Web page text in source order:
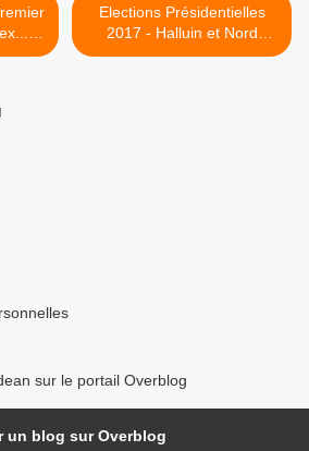
Elections Présidentielles
2017 - Halluin et Nord
(Résultats Globaux et
sur le portail Overblog
un blog sur Overblog